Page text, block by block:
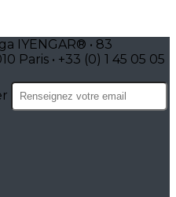
IYENGAR® • 83
Paris • +33 (0) 1 45 05 05